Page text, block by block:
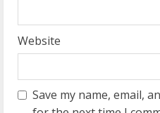
Website
Save my name, email,